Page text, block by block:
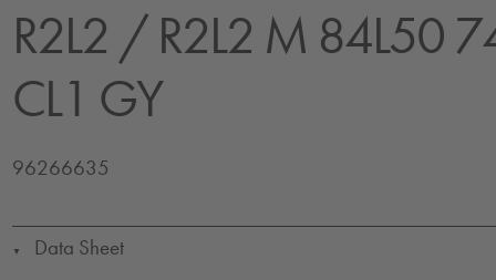
R2L2 / R2L2 M 84L50
CL1 GY
96266635
▼
Data Sheet